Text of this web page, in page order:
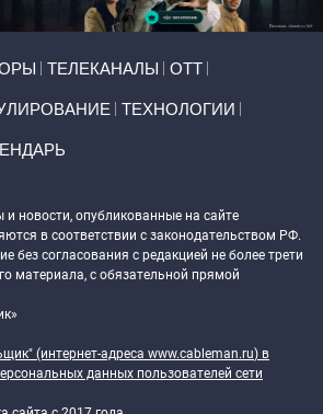
ТЕЛЕКАНАЛЫ ОТТ
ТЕХНОЛОГИИ
и новости, опубликованные на сайте
в соответствии с законодательством РФ.
без согласования с редакцией не более трети
материала, с обязательной прямой
(интернет-адреса www.cableman.ru) в
данных пользователей сети